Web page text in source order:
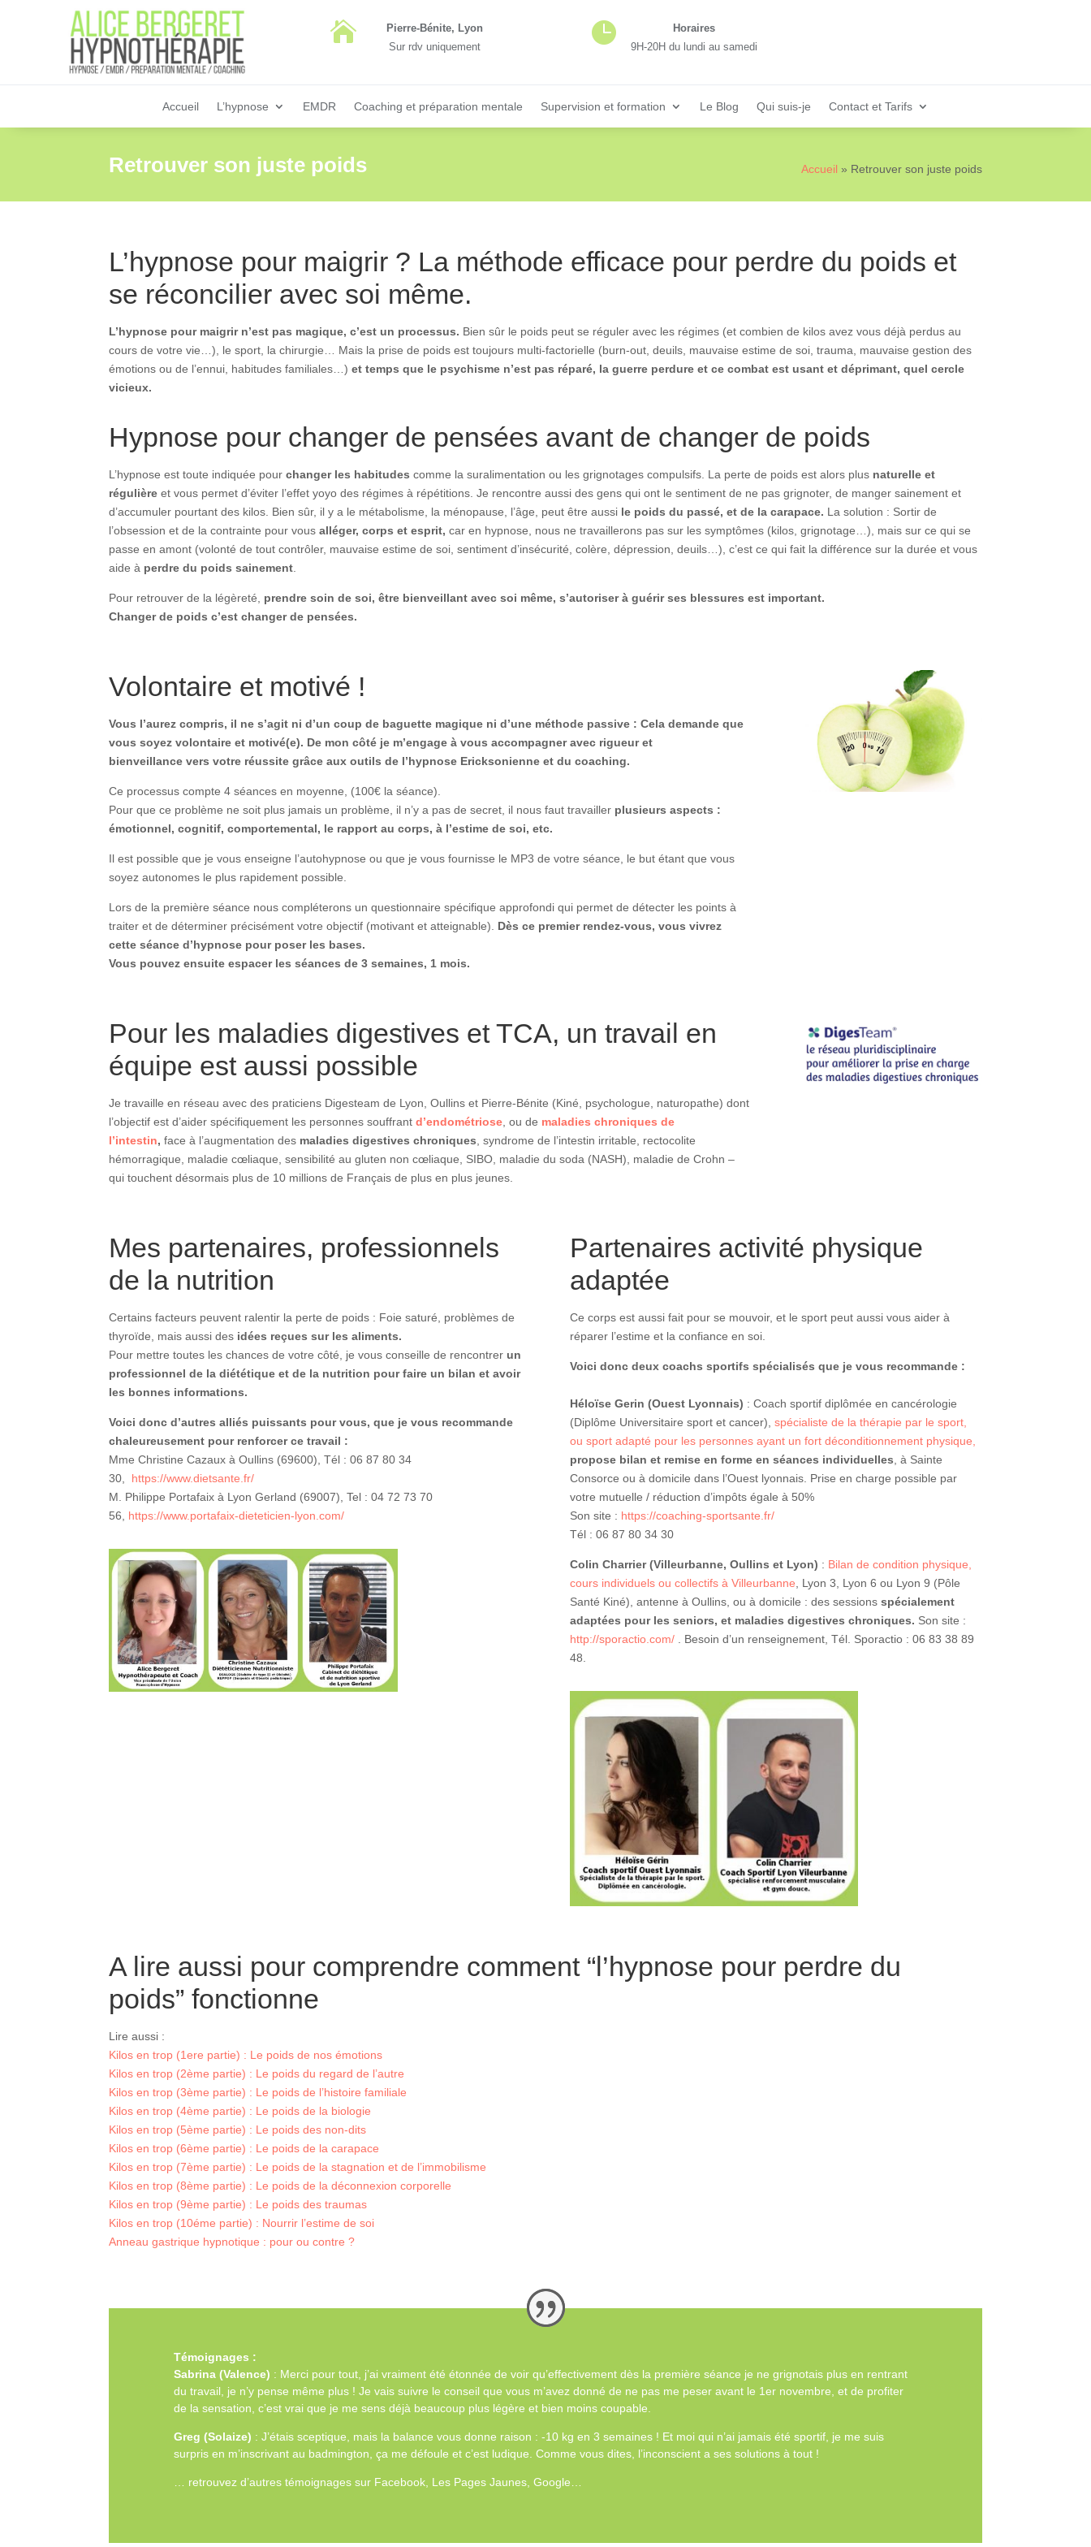

Pierre-Bénite, Lyon
Sur rdv uniquement

Horaires
9H-20H du lundi au samedi
Accueil L’hypnose EMDR Coaching et préparation mentale Supervision et formation Le Blog Qui suis-je Contact et Tarifs
Retrouver son juste poids Accueil » Retrouver son juste poids
L’hypnose pour maigrir ? La méthode efficace pour perdre du poids et
se réconcilier avec soi même.
L’hypnose pour maigrir n’est pas magique, c’est un processus. Bien sûr le poids peut se réguler avec les régimes (et combien de kilos avez vous déjà perdus au
cours de votre vie…), le sport, la chirurgie… Mais la prise de poids est toujours multi-factorielle (burn-out, deuils, mauvaise estime de soi, trauma, mauvaise gestion des
émotions ou de l’ennui, habitudes familiales…)et temps que le psychisme n’est pas réparé, la guerre perdure et ce combat est usant et déprimant, quel cercle
vicieux.
Hypnose pour changer de pensées avant de changer de poids
L’hypnose est toute indiquée pourchanger les habitudes comme la suralimentation ou les grignotages compulsifs. La perte de poids est alors plus naturelle et
régulière et vous permet d’éviter l’effet yoyo des régimes à répétitions. Je rencontre aussi des gens qui ont le sentiment de ne pas grignoter, de manger sainement et
d’accumuler pourtant des kilos. Bien sûr, il y a le métabolisme, la ménopause, l’âge, peut être aussi le poids du passé, et de la carapace. La solution : Sortir de
l’obsession et de la contrainte pour vousalléger, corps et esprit,car en hypnose, nous ne travaillerons pas sur les symptômes (kilos, grignotage…), mais sur ce qui se
passe en amont (volonté de tout contrôler, mauvaise estime de soi, sentiment d’insécurité, colère, dépression, deuils…), c’est ce qui fait la différence sur la durée et vous
aide à perdre du poids sainement.
Pour retrouver de la légèreté, prendre soin de soi, être bienveillant avec soi même, s’autoriser à guérir ses blessures est important.
Changer de poids c’est changer de pensées.
Volontaire et motivé !
Vous l’aurez compris, il ne s’agit ni d’un coup de baguette magique ni d’une méthode passive : Cela demande que
vous soyez volontaire et motivé(e). De mon côté je m’engage à vous accompagner avec rigueur et
bienveillance vers votre réussite grâce aux outils de l’hypnose Ericksonienne et du coaching.
Ce processus compte 4 séances en moyenne, (100€ la séance).
Pour que ce problème ne soit plus jamais un problème, il n’y a pas de secret, il nous faut travailler plusieurs aspects :
émotionnel, cognitif, comportemental, le rapport au corps, à l’estime de soi, etc.
Il est possible que je vous enseigne l’autohypnose ou que je vous fournisse le MP3 de votre séance, le but étant que vous
soyez autonomes le plus rapidement possible.
Lors de la première séance nous compléterons un questionnaire spécifique approfondi qui permet de détecter les points à
traiter et de déterminer précisément votre objectif (motivant et atteignable). Dès ce premier rendez-vous, vous vivrez
cette séance d’hypnose pour poser les bases.
Vous pouvez ensuite espacer les séances de 3 semaines, 1 mois.
Pour les maladies digestives et TCA, un travail en
équipe est aussi possible
Je travaille en réseau avec des praticiens Digesteam de Lyon, Oullins et Pierre-Bénite (Kiné, psychologue, naturopathe) dont
l’objectif est d’aider spécifiquement les personnes souffrantd’endométriose , ou de maladies chroniques de
l’intestin, face à l’augmentation des maladies digestives chroniques , syndrome de l’intestin irritable, rectocolite
hémorragique, maladie cœliaque, sensibilité au gluten non cœliaque, SIBO, maladie du soda (NASH), maladie de Crohn –
qui touchent désormais plus de 10 millions de Français de plus en plus jeunes.
Mes partenaires, professionnels
de la nutrition
Certains facteurs peuvent ralentir la perte de poids : Foie saturé, problèmes de
thyroïde, mais aussi des idées reçues sur les aliments.
Pour mettre toutes les chances de votre côté, je vous conseille de rencontrer un
professionnel de la diététique et de la nutrition pour faire un bilan et avoir
les bonnes informations.
Voici donc d’autres alliés puissants pour vous, que je vous recommande
chaleureusement pour renforcer ce travail :
Mme Christine Cazaux à Oullins (69600), Tél : 06 87 80 34
30, https://www.dietsante.fr/
M. Philippe Portafaix à Lyon Gerland (69007), Tel : 04 72 73 70
56, https://www.portafaix-dieteticien-lyon.com/
Partenaires activité physique
adaptée
Ce corps est aussi fait pour se mouvoir, et le sport peut aussi vous aider à
réparer l’estime et la confiance en soi.
Voici donc deux coachs sportifs spécialisés que je vous recommande :
Héloïse Gerin (Ouest Lyonnais) : Coach sportif diplômée en cancérologie
(Diplôme Universitaire sport et cancer), spécialiste de la thérapie par le sport,
ou sport adapté pour les personnes ayant un fort déconditionnement physique,
propose bilan et remise en forme en séances individuelles , à Sainte
Consorce ou à domicile dans l’Ouest lyonnais. Prise en charge possible par
votre mutuelle / réduction d’impôts égale à 50%
Son site : https://coaching-sportsante.fr/
Tél : 06 87 80 34 30
Colin Charrier (Villeurbanne, Oullins et Lyon) : Bilan de condition physique,
cours individuels ou collectifs à Villeurbanne , Lyon 3, Lyon 6 ou Lyon 9 (Pôle
Santé Kiné), antenne à Oullins, ou à domicile : des sessions spécialement
adaptées pour les seniors, et maladies digestives chroniques. Son site :
http://sporactio.com/. Besoin d’un renseignement, Tél. Sporactio : 06 83 38 89
48.
A lire aussi pour comprendre comment “l’hypnose pour perdre du
poids” fonctionne
Lire aussi :
Kilos en trop (1ere partie) : Le poids de nos émotions
Kilos en trop (2ème partie) : Le poids du regard de l’autre
Kilos en trop (3ème partie) : Le poids de l’histoire familiale
Kilos en trop (4ème partie) : Le poids de la biologie
Kilos en trop (5ème partie) : Le poids des non-dits
Kilos en trop (6ème partie) : Le poids de la carapace
Kilos en trop (7ème partie) : Le poids de la stagnation et de l’immobilisme
Kilos en trop (8ème partie) : Le poids de la déconnexion corporelle
Kilos en trop (9ème partie) : Le poids des traumas
Kilos en trop (10éme partie) : Nourrir l’estime de soi
Anneau gastrique hypnotique : pour ou contre ?
Témoignages :
Sabrina (Valence) : Merci pour tout, j’ai vraiment été étonnée de voir qu’effectivement dès la première séance je ne grignotais plus en rentrant
du travail, je n’y pense même plus ! Je vais suivre le conseil que vous m’avez donné de ne pas me peser avant le 1er novembre, et de profiter
de la sensation, c’est vrai que je me sens déjà beaucoup plus légère et bien moins coupable.
Greg (Solaize) : J’étais sceptique, mais la balance vous donne raison : -10 kg en 3 semaines ! Et moi qui n’ai jamais été sportif, je me suis
surpris en m’inscrivant au badmington, ça me défoule et c’est ludique. Comme vous dites, l’inconscient a ses solutions à tout !
… retrouvez d’autres témoignages sur Facebook, Les Pages Jaunes, Google…